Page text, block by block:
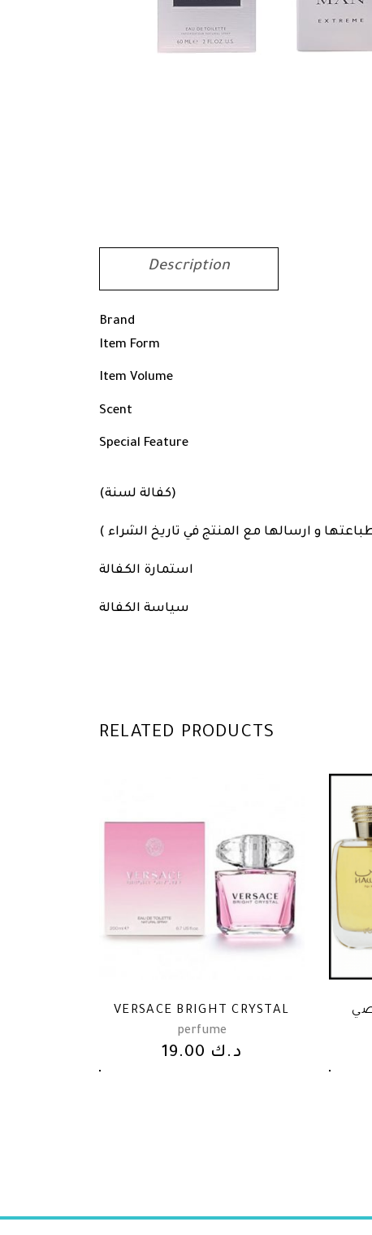
Description
Brand
Item Form
Item Volume
Scent
Special Feature
(كفالة لسنة)
و ارسالها مع المنتج في تاريخ الشراء )
استمارة الكفالة
سياسة الكفالة
RELATED PRODUCTS
VERSACE BRIGHT CRYSTAL
perfume
د.ك